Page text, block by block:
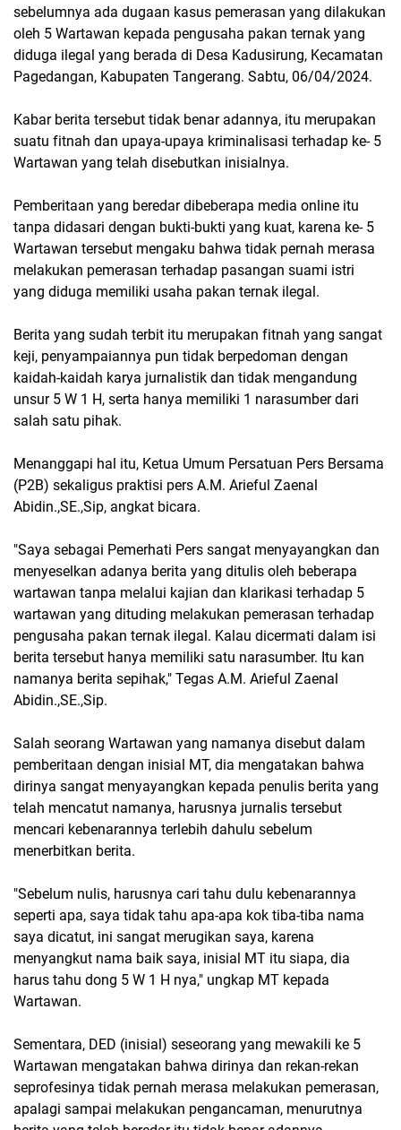
sebelumnya ada dugaan kasus pemerasan yang dilakukan
oleh 5 Wartawan kepada pengusaha pakan ternak yang
diduga ilegal yang berada di Desa Kadusirung, Kecamatan
Pagedangan, Kabupaten Tangerang. Sabtu, 06/04/2024.
Kabar berita tersebut tidak benar adannya, itu merupakan
suatu fitnah dan upaya-upaya kriminalisasi terhadap ke- 5
Wartawan yang telah disebutkan inisialnya.
Pemberitaan yang beredar dibeberapa media online itu
tanpa didasari dengan bukti-bukti yang kuat, karena ke- 5
Wartawan tersebut mengaku bahwa tidak pernah merasa
melakukan pemerasan terhadap pasangan suami istri
yang diduga memiliki usaha pakan ternak ilegal.
Berita yang sudah terbit itu merupakan fitnah yang sangat
keji, penyampaiannya pun tidak berpedoman dengan
kaidah-kaidah karya jurnalistik dan tidak mengandung
unsur 5 W 1 H, serta hanya memiliki 1 narasumber dari
salah satu pihak.
Menanggapi hal itu, Ketua Umum Persatuan Pers Bersama
(P2B) sekaligus praktisi pers A.M. Arieful Zaenal
Abidin.,SE.,Sip, angkat bicara.
"Saya sebagai Pemerhati Pers sangat menyayangkan dan
menyeselkan adanya berita yang ditulis oleh beberapa
wartawan tanpa melalui kajian dan klarikasi terhadap 5
wartawan yang dituding melakukan pemerasan terhadap
pengusaha pakan ternak ilegal. Kalau dicermati dalam isi
berita tersebut hanya memiliki satu narasumber. Itu kan
namanya berita sepihak," Tegas A.M. Arieful Zaenal
Abidin.,SE.,Sip.
Salah seorang Wartawan yang namanya disebut dalam
pemberitaan dengan inisial MT, dia mengatakan bahwa
dirinya sangat menyayangkan kepada penulis berita yang
telah mencatut namanya, harusnya jurnalis tersebut
mencari kebenarannya terlebih dahulu sebelum
menerbitkan berita.
"Sebelum nulis, harusnya cari tahu dulu kebenarannya
seperti apa, saya tidak tahu apa-apa kok tiba-tiba nama
saya dicatut, ini sangat merugikan saya, karena
menyangkut nama baik saya, inisial MT itu siapa, dia
harus tahu dong 5 W 1 H nya," ungkap MT kepada
Wartawan.
Sementara, DED (inisial) seseorang yang mewakili ke 5
Wartawan mengatakan bahwa dirinya dan rekan-rekan
seprofesinya tidak pernah merasa melakukan pemerasan,
apalagi sampai melakukan pengancaman, menurutnya